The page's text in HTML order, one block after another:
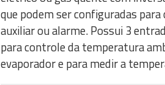
que podem ser configuradas
auxiliar ou alarme. Possui 3
para controle da temperatura
evaporador e para medir a